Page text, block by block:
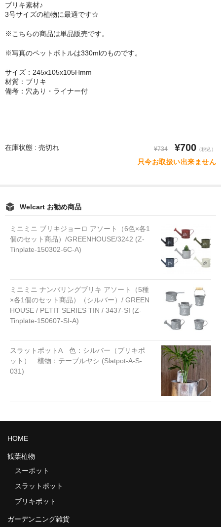
ブリキ素材♪
3号サイズの植物に最適です☆
※こちらの商品は単品販売です。
※写真のペットボトルは330mlのものです。
サイズ：245x105x105Hmm
材質：ブリキ
備考：穴あり・ライナー付
在庫状態 : 売切れ ¥734 ¥700 （税込）
只今お取扱い出来ません
Welcart お勧め商品
ミニミニ ブリキジョーロ アソート（6色×各1
個のセット商品）/GREENHOUSE/3242 (Z-
Tinplate-150302-6C-A)
ミニミニ ナンバリングブリキ アソート（5種
×各1個のセット商品）（シルバー）/ GREEN
HOUSE / PETIT SERIES TIN / 3437-SI (Z-
Tinplate-150607-SI-A)
スラットポットA 色：シルバー（ブリキポ
ット） 植物：テーブルヤシ (Slatpot-A-S-
031)
HOME
観葉植物
スーポット
スラットポット
ブリキポット
ガーデンニング雑貨